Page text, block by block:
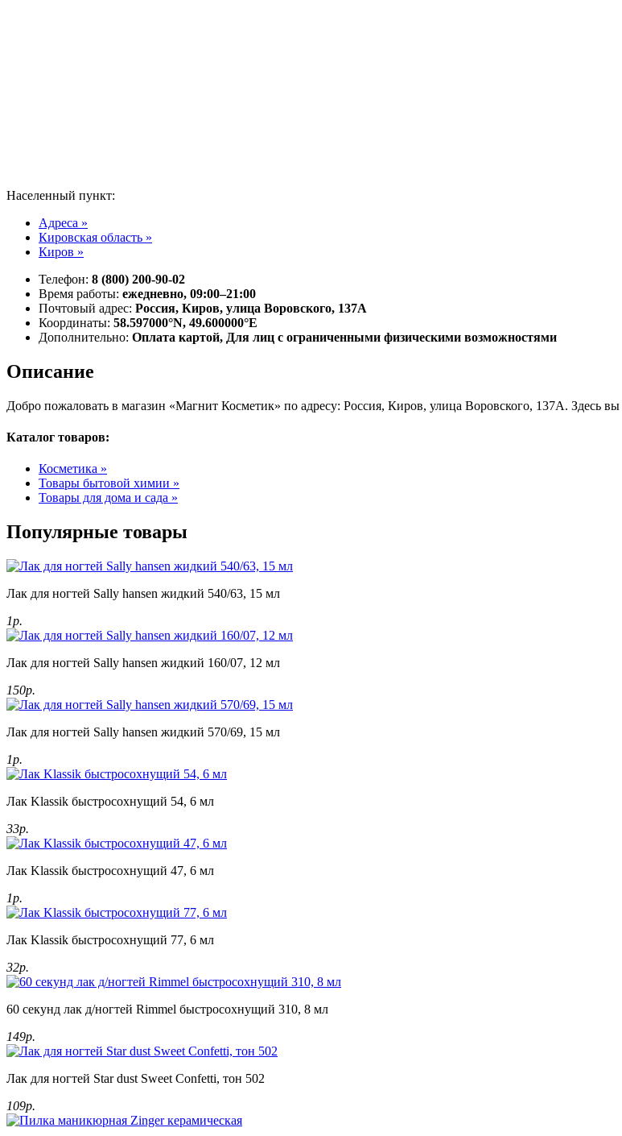
Населенный пункт:
Адреса »
Кировская область »
Киров »
Телефон: 8 (800) 200-90-02
Время работы: ежедневно, 09:00–21:00
Почтовый адрес: Россия, Киров, улица Воровского, 137А
Координаты: 58.597000°N, 49.600000°E
Дополнительно: Оплата картой, Для лиц с ограниченными физическими возможностями
Описание
Добро пожаловать в магазин «Магнит Косметик» по адресу: Россия, Киров, улица Воровского, 137А. Здесь
Каталог товаров:
Косметика »
Товары бытовой химии »
Товары для дома и сада »
Популярные товары
Лак для ногтей Sally hansen жидкий 540/63, 15 мл
1р.
Лак для ногтей Sally hansen жидкий 160/07, 12 мл
150р.
Лак для ногтей Sally hansen жидкий 570/69, 15 мл
1р.
Лак Klassik быстросохнущий 54, 6 мл
33р.
Лак Klassik быстросохнущий 47, 6 мл
1р.
Лак Klassik быстросохнущий 77, 6 мл
32р.
60 секунд лак д/ногтей Rimmel быстросохнущий 310, 8 мл
149р.
Лак для ногтей Star dust Sweet Confetti, тон 502
109р.